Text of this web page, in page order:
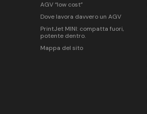
AGV “low cost”
Dove lavora davvero un AGV
PrintJet MINI: compatta fuori,
potente dentro.
Mappa del sito